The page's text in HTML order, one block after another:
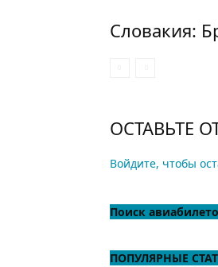
Словакия:
ОСТАВЬТЕ
Войдите, чтобы
Поиск
ПОПУЛЯРНЫЕ